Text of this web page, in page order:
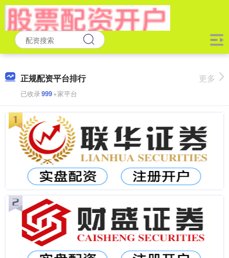
正规配资平台排行
已收录999+家平台
更多